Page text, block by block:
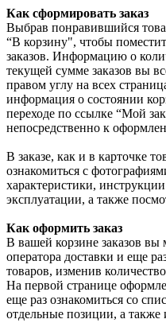
Как сформировать заказ
Выбрав понравившийся
“В корзину", чтобы
заказов. Информацию о
текущей сумме заказов вы
правом углу на всех
информация о состоянии
переходе по ссылке “Мой
непосредственно к
В заказе, как и в карточке
ознакомиться с
характеристики,
эксплуатации, а также
Как оформить заказ
В вашей корзине заказов вы
оператора доставки и еще
товаров, изменив
На первой странице
еще раз ознакомиться со
отдельные позиции, а также